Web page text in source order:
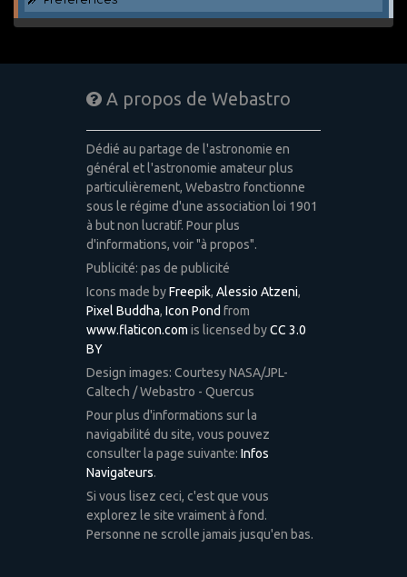
A propos de Webastro
Dédié au partage de l'astronomie en
général et l'astronomie amateur plus
particulièrement, Webastro fonctionne
sous le régime d'une association loi 1901
à but non lucratif. Pour plus
d'informations, voir "à propos".
Publicité: pas de publicité
Icons made byFreepik, Alessio Atzeni,
Pixel Buddha, Icon Pond from
www.flaticon.com is licensed byCC 3.0
BY
Design images: Courtesy NASA/JPL-
Caltech / Webastro - Quercus
Pour plus d'informations sur la
navigabilité du site, vous pouvez
consulter la page suivante: Infos
Navigateurs.
Si vous lisez ceci, c'est que vous
explorez le site vraiment à fond.
Personne ne scrolle jamais jusqu'en bas.